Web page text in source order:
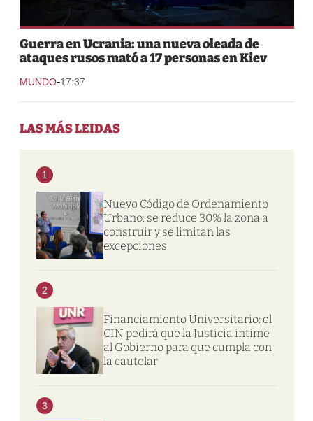
Guerra en Ucrania: una nueva oleada de
ataques rusos mató a 17 personas en Kiev
MUNDO-17:37
LAS MÁS LEIDAS
1
Nuevo Código de Ordenamiento
Urbano: se reduce 30% la zona a
construir y se limitan las
excepciones
2
Financiamiento Universitario: el
CIN pedirá que la Justicia intime
al Gobierno para que cumpla con
la cautelar
3